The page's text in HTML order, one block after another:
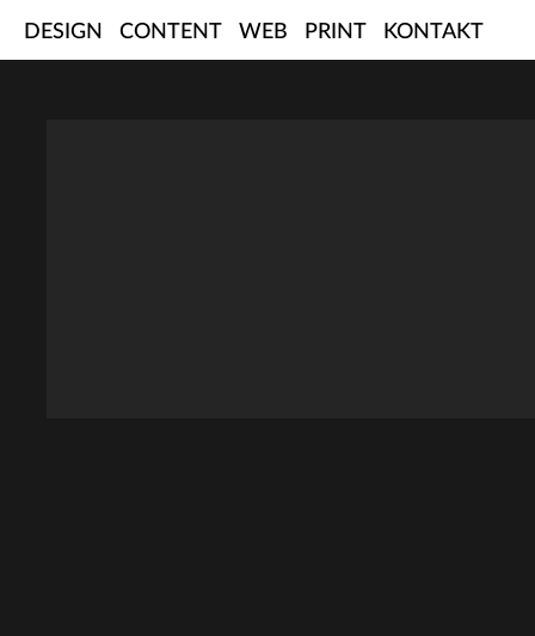
DESIGN CONTENT WEB PRINT KONTAKT